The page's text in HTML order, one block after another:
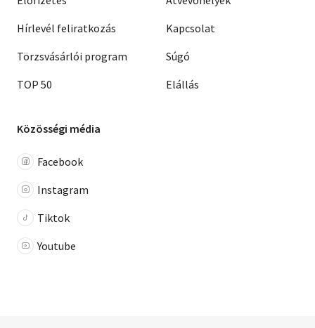
Hírlevél feliratkozás
Törzsvásárlói program
TOP 50
Kapcsolat
Súgó
Elállás
Közösségi média
Facebook
Instagram
Tiktok
Youtube